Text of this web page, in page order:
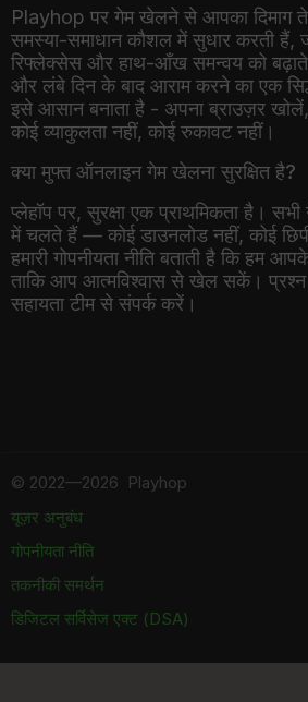
Playhop पर गेम खेलने से आपका दिमाग
समस्या-समाधान कौशल में सुधार करती हैं,
रिफ्लेक्सेस और हाथ-आँख समन्वय को
और लंबे दिन के बाद आराम करने का एक
इसे आसान बनाता है - अपना ब्राउज़र
कोई व्याकुलता नहीं, कोई रुकावट नहीं।
क्या मुफ्त ऑनलाइन गेम खेलना सुरक्षित है?
प्लेहॉप पर, सुरक्षा एक प्राथमिकता है।
में चलते हैं — कोई डाउनलोड नहीं, कोई
हमारी गोपनीयता नीति बताती है कि हम
ताकि आप आत्मविश्वास से खेल सकें। प्रश्न
सहायता टीम से संपर्क करें।
© 2022—2026 Playhop
यूज़र अनुबंध
गोपनीयता नीति
तकनीकी समर्थन
डिजिटल सर्विसेज एक्ट (DSA)